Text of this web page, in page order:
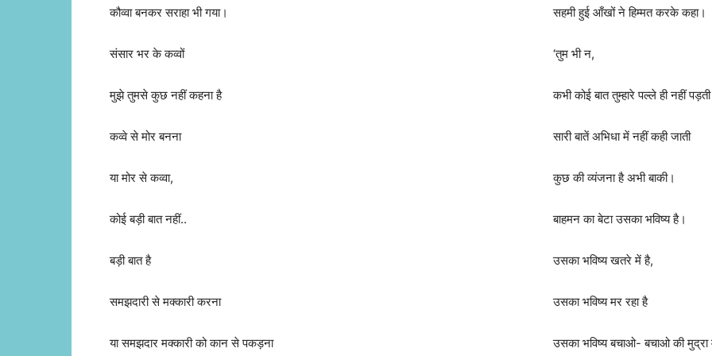
कौव्वा बनकर सराहा भी गया।
संसार भर के कव्वों
मुझे तुमसे कुछ नहीं कहना है
कव्वे से मोर बनना
या मोर से कव्वा,
कोई बड़ी बात नहीं..
बड़ी बात है
समझदारी से मक्कारी करना
या समझदार मक्कारी को कान से पकड़ना
सहमी हुई आँखों ने हिम्मत करके कहा।
‘तुम भी न,
कभी कोई बात तुम्हारे पल्ले ही नहीं
सारी बातें अभिधा में नहीं कही जाती
कुछ की व्यंजना है अभी बाकी।
बाहमन का बेटा उसका भविष्य है।
उसका भविष्य खतरे में है,
उसका भविष्य मर रहा है
उसका भविष्य बचाओ- बचाओ की मुद्रा